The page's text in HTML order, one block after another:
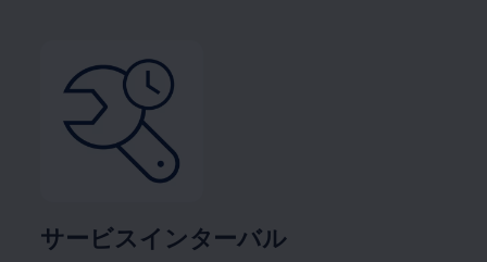
サービスインターバル